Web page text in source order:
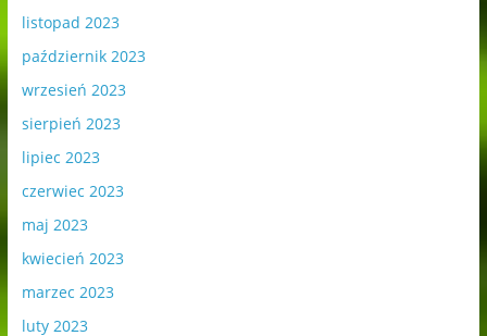
listopad 2023
październik 2023
wrzesień 2023
sierpień 2023
lipiec 2023
czerwiec 2023
maj 2023
kwiecień 2023
marzec 2023
luty 2023